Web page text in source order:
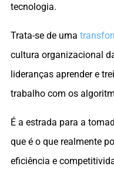
tecnologia.
Trata-se de uma
cultura organizacional
lideranças aprender e
trabalho com os
É a estrada para a
que é o que realmente
eficiência e